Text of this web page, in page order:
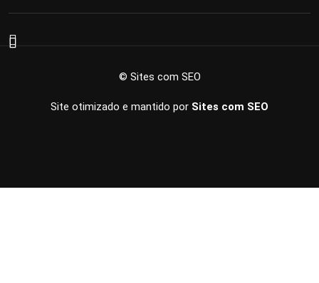
© Sites com SEO
Site otimizado e mantido por Sites com SEO